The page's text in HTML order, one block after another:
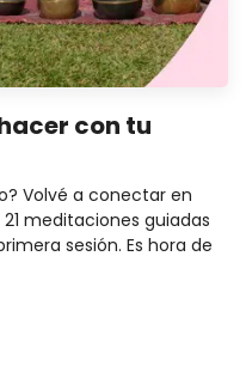
con tu
Volvé a conectar en
meditaciones guiadas
sesión. Es hora de